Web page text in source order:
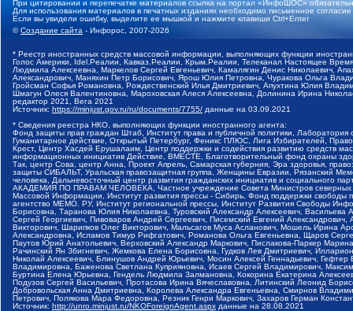
При цитировании и перепечатке материалов ссылка на портал «ИнфоШОС»
Для использования материалов в печатных изданиях необходимо письменное
Если вы увидели ошибку, выделите ее мышкой и нажмите клавиши Ctrl+Enter
©Создание сайта - Инфорос, 2007-2026
* Реестр иностранных средств массовой информации, выполняющих функции
Голос Америки, Idel.Реалии, Кавказ.Реалии, Крым.Реалии, Телеканал Настоящее
Людмила Алексеевна, Маркелов Сергей Евгеньевич, Камалягин Денис Николаевич,
Александрович, Маняхин Петр Борисович, Ярош Юлия Петровна, Чуракова Ольга
Гройсман Софья Романовна, Рождественский Илья Дмитриевич, Апухтина Юлия
Шмагун Олеся Валентиновна, Мароховская Алеся Алексеевна, Долинина Ирина
редактор 2021, Вега 2021
Источник: https://minjust.gov.ru/ru/documents/7755/ данные на 03.09.2021
* Сведения реестра НКО, выполняющих функции иностранного агента:
Фонд защиты прав граждан Штаб, Институт права и публичной политики,
Гуманитарное действие, Открытый Петербург, Феникс ПЛЮС, Лига Избирателей,
Крест, Центр Хасдей Ерушалаим, Центр поддержки и содействия развитию средств
информационных инициатив Действие, ВМЕСТЕ, Благотворительный фонд охраны
Так, центр Сова, центр Анна, Проект Апрель, Самарская губерния, Эра здоровья,
защиты СИБАЛЬТ, Уральская правозащитная группа, Женщины Евразии, Рязанский
человека, Дальневосточный центр развития гражданских инициатив и социального
АКАДЕМИЯ ПО ПРАВАМ ЧЕЛОВЕКА, Частное учреждение Совета Министров северных
Массовой Информации, Институт развития прессы - Сибирь, Фонд поддержки
агентство МЕМО. РУ, Институт региональной прессы, Институт Развития Свободы
Борисовна, Таранова Юлия Николаевна, Туровский Александр Алексеевич,
Сергей Георгиевич, Пивоваров Андрей Сергеевич, Писемский Евгений
Викторович, Шарипков Олег Викторович, Мальсагов Муса Асланович, Мошель Ирина
Александровна, Исламов Тимур Рифгатович, Романова Ольга Евгеньевна, Щаров
Паутов Юрий Анатольевич, Верховский Александр Маркович, Пислакова-Паркер
Рачинский Ян Збигневич, Жемкова Елена Борисовна, Гудков Лев Дмитриевич,
Николай Алексеевич, Блинушов Андрей Юрьевич, Мосин Алексей Геннадьевич,
Владимировна, Баженова Светлана Куприяновна, Исаев Сергей Владимирович,
Буртина Елена Юрьевна, Гендель Людмила Залмановна, Кокорина Екатерина
Подузов Сергей Васильевич, Протасова Ирина Вячеславовна, Литинский Леонид
Добровольская Анна Дмитриевна, Королева Александра Евгеньевна, Смирнов
Петрович, Полякова Мара Федоровна, Резник Генри Маркович, Захаров Герман
Источник: http://unro.minjust.ru/NKOForeignAgent.aspx данные на 28.08.2021